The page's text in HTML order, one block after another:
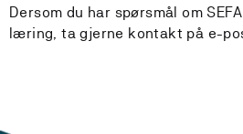
Dersom du har spørsmål om
læring, ta gjerne kontakt på e-